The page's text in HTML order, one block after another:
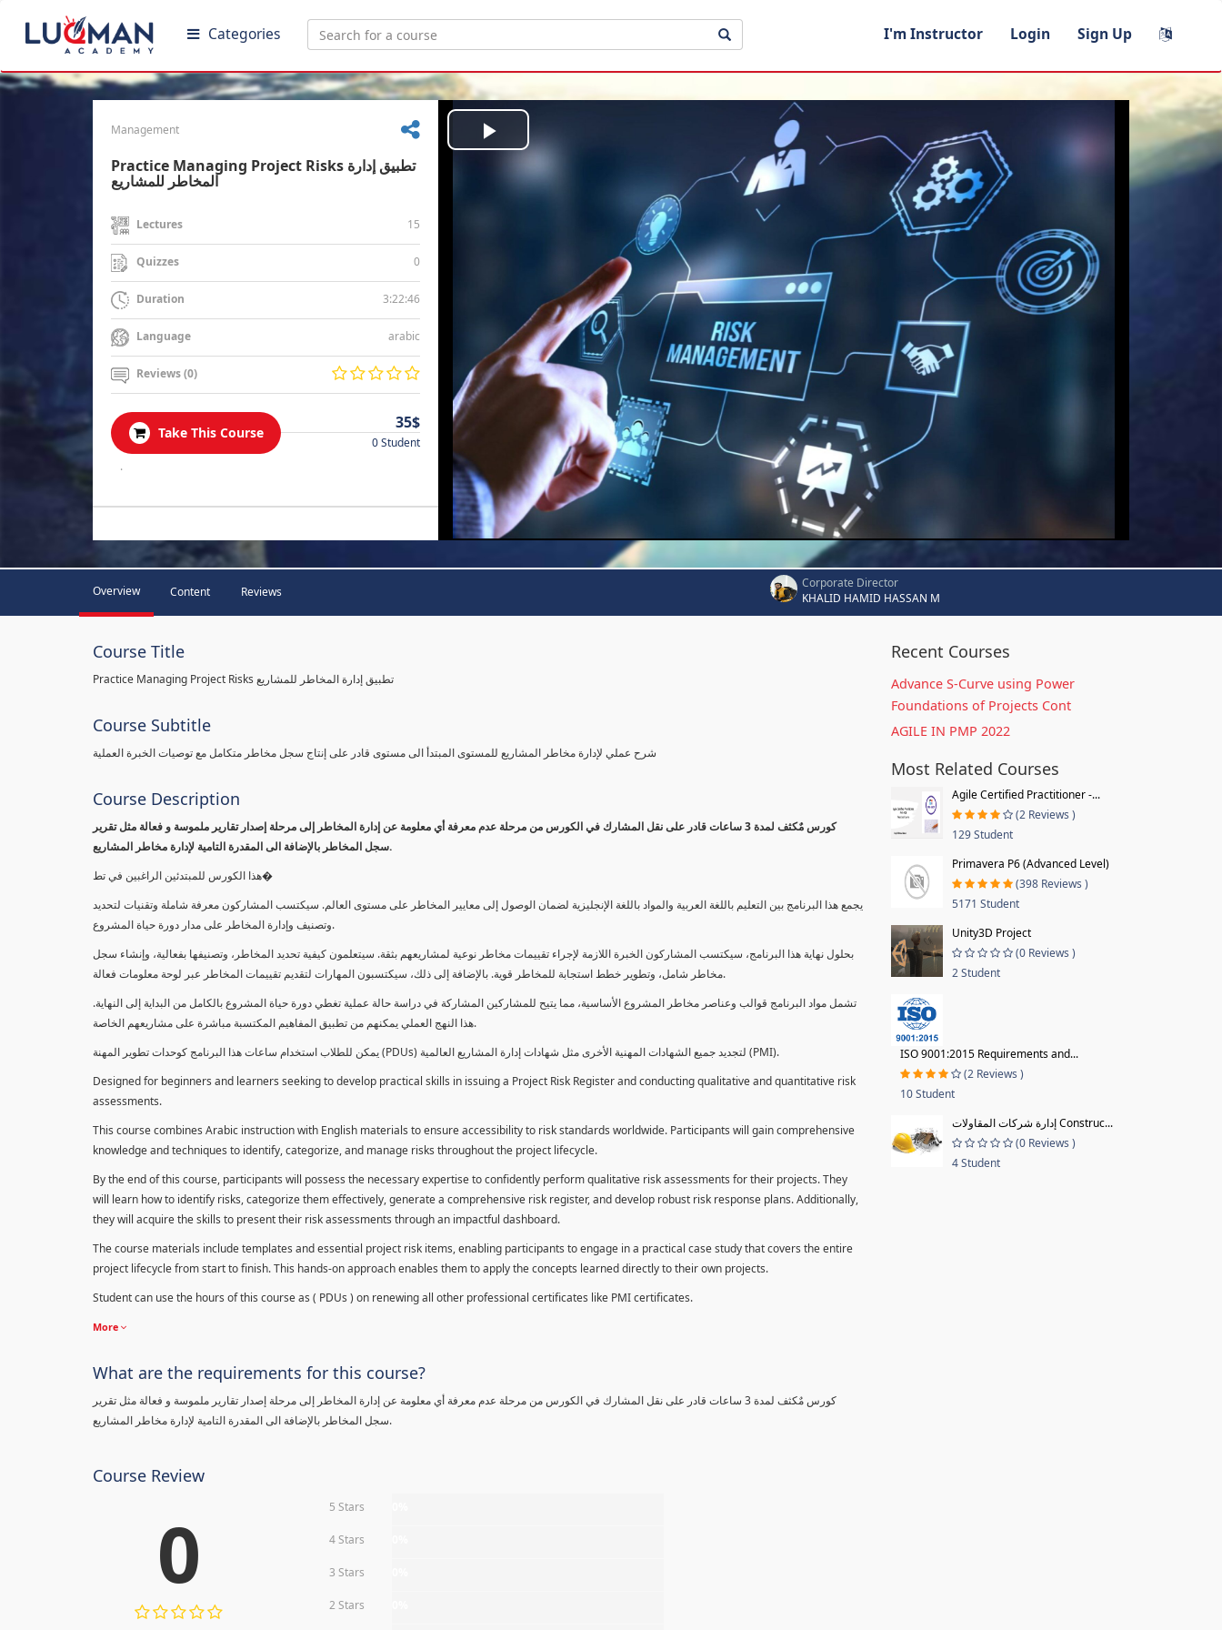
Categories I'm Instructor Login Sign Up
Management
Practice Managing Project Risks تطبيق إدارة
المخاطر للمشاريع
Lectures 15
Quizzes 0
Duration 3:22:46
Language arabic
Reviews (0)
Take This Course
35$
0 Student
.
Play
Video
Overview Content Reviews
Corporate Director
KHALID HAMID HASSAN M
Course Title
Practice Managing Project Risks تطبيق إدارة المخاطر للمشاريع
Course Subtitle
شرح عملي لإدارة مخاطر المشاريع للمستوى المبتدأ الى مستوى قادر على إنتاج سجل مخاطر متكامل مع توصيات الخبرة العملية
Course Description
كورس مٌكثف لمدة 3 ساعات قادر على نقل المشارك في الكورس من مرحلة عدم معرفة أي معلومة عن إدارة المخاطر إلى مرحلة إصدار تقارير ملموسة و فعالة مثل تقرير
سجل المخاطر بالإضافة الى المقدرة التامية لإدارة مخاطر المشاريع.
هذا الكورس للمبتدئين الراغبين في تط�
يجمع هذا البرنامج بين التعليم باللغة العربية والمواد باللغة الإنجليزية لضمان الوصول إلى معايير المخاطر على مستوى العالم. سيكتسب المشاركون معرفة شاملة وتقنيات لتحديد
وتصنيف وإدارة المخاطر على مدار دورة حياة المشروع.
بحلول نهاية هذا البرنامج، سيكتسب المشاركون الخبرة اللازمة لإجراء تقييمات مخاطر نوعية لمشاريعهم بثقة. سيتعلمون كيفية تحديد المخاطر، وتصنيفها بفعالية، وإنشاء سجل
مخاطر شامل، وتطوير خطط استجابة للمخاطر قوية. بالإضافة إلى ذلك، سيكتسبون المهارات لتقديم تقييمات المخاطر عبر لوحة معلومات فعالة.
تشمل مواد البرنامج قوالب وعناصر مخاطر المشروع الأساسية، مما يتيح للمشاركين المشاركة في دراسة حالة عملية تغطي دورة حياة المشروع بالكامل من البداية إلى النهاية.
هذا النهج العملي يمكنهم من تطبيق المفاهيم المكتسبة مباشرة على مشاريعهم الخاصة.
يمكن للطلاب استخدام ساعات هذا البرنامج كوحدات تطوير المهنة (PDUs) لتجديد جميع الشهادات المهنية الأخرى مثل شهادات إدارة المشاريع العالمية (PMI).
Designed for beginners and learners seeking to develop practical skills in issuing a Project Risk Register and conducting qualitative and quantitative risk
assessments.
This course combines Arabic instruction with English materials to ensure accessibility to risk standards worldwide. Participants will gain comprehensive
knowledge and techniques to identify, categorize, and manage risks throughout the project lifecycle.
By the end of this course, participants will possess the necessary expertise to confidently perform qualitative risk assessments for their projects. They
will learn how to identify risks, categorize them effectively, generate a comprehensive risk register, and develop robust risk response plans. Additionally,
they will acquire the skills to present their risk assessments through an impactful dashboard.
The course materials include templates and essential project risk items, enabling participants to engage in a practical case study that covers the entire
project lifecycle from start to finish. This hands-on approach enables them to apply the concepts learned directly to their own projects.
Student can use the hours of this course as ( PDUs ) on renewing all other professional certificates like PMI certificates.
More
What are the requirements for this course?
كورس مٌكثف لمدة 3 ساعات قادر على نقل المشارك في الكورس من مرحلة عدم معرفة أي معلومة عن إدارة المخاطر إلى مرحلة إصدار تقارير ملموسة و فعالة مثل تقرير
سجل المخاطر بالإضافة الى المقدرة التامية لإدارة مخاطر المشاريع.
Course Review
0 5 Stars
4 Stars
3 Stars
2 Stars
Recent Courses
Advance S-Curve using Power
Foundations of Projects Cont
AGILE IN PMP 2022
Most Related Courses
Agile Certified Practitioner -...
(2 Reviews )
129 Student
Primavera P6 (Advanced Level)
(398 Reviews )
5171 Student
Unity3D Project
(0 Reviews )
2 Student
ISO 9001:2015 Requirements and...
(2 Reviews )
10 Student
إدارة شركات المقاولات Construc...
(0 Reviews )
4 Student